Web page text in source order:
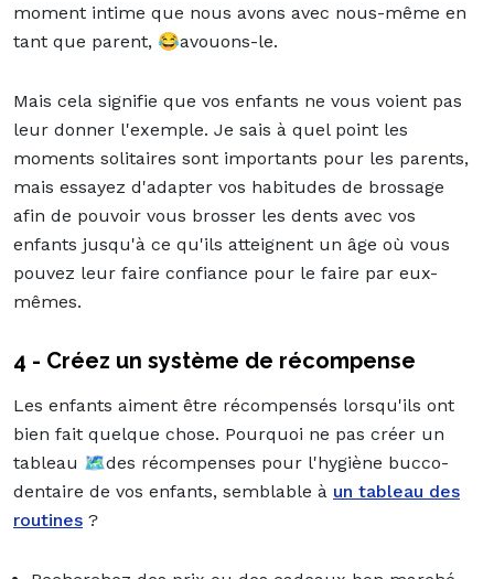
moment intime que nous avons avec nous-même en
tant que parent, 😂avouons-le.
Mais cela signifie que vos enfants ne vous voient pas
leur donner l'exemple. Je sais à quel point les
moments solitaires sont importants pour les parents,
mais essayez d'adapter vos habitudes de brossage
afin de pouvoir vous brosser les dents avec vos
enfants jusqu'à ce qu'ils atteignent un âge où vous
pouvez leur faire confiance pour le faire par eux-
mêmes.
4 - Créez un système de récompense
Les enfants aiment être récompensés lorsqu'ils ont
bien fait quelque chose. Pourquoi ne pas créer un
tableau 🗺️des récompenses pour l'hygiène bucco-
dentaire de vos enfants, semblable à un tableau des
routines ?